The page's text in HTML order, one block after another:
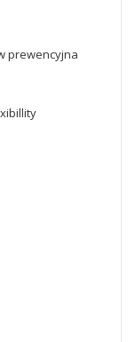
prewencyjna